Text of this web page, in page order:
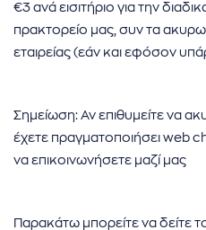
€3 ανά εισιτήριο για την
πρακτορείο μας, συν τα
εταιρείας (εάν και εφόσον
Σημείωση: Αν επιθυμείτε να
έχετε πραγματοποιήσει web
να επικοινωνήσετε μαζί μας
Παρακάτω μπορείτε να δείτε